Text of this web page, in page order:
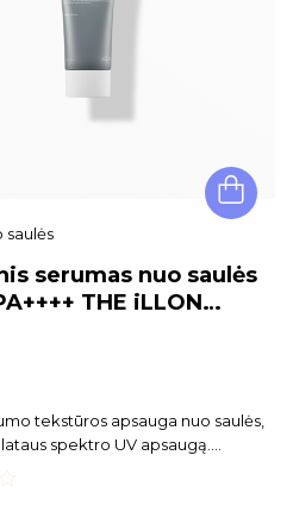
saulės
serumas nuo saulės
THE iLLON
tekstūros apsauga nuo saulės,
spektro UV apsaugą.